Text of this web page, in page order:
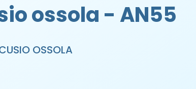
ossola - AN55
OSSOLA